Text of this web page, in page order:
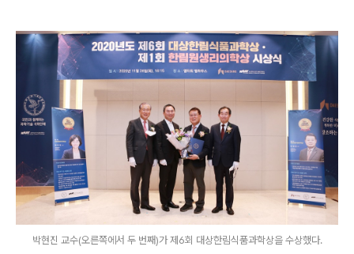
박현진 교수(오른쪽에서 두 번째)가 제6회 대상한림식품과학상을 수상했다.